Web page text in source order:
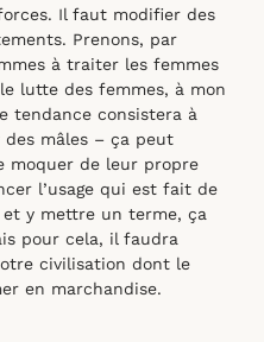
Il faut modifier des
Prenons, par
à traiter les femmes
lutte des femmes, à mon
tendance consistera à
mâles – ça peut
moquer de leur propre
l’usage qui est fait de
y mettre un terme, ça
pour cela, il faudra
civilisation dont le
en marchandise.